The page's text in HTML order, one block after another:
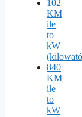
102
KM
ile
to
kW
840
KM
ile
to
kW